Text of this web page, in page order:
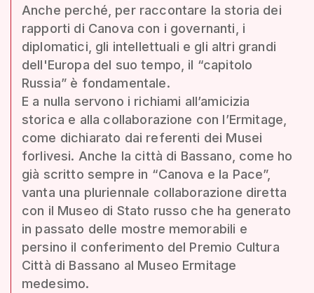
Anche perché, per raccontare la storia dei
rapporti di Canova con i governanti, i
diplomatici, gli intellettuali e gli altri grandi
dell'Europa del suo tempo, il “capitolo
Russia” è fondamentale.
E a nulla servono i richiami all’amicizia
storica e alla collaborazione con l’Ermitage,
come dichiarato dai referenti dei Musei
forlivesi. Anche la città di Bassano, come ho
già scritto sempre in “Canova e la Pace”,
vanta una pluriennale collaborazione diretta
con il Museo di Stato russo che ha generato
in passato delle mostre memorabili e
persino il conferimento del Premio Cultura
Città di Bassano al Museo Ermitage
medesimo.